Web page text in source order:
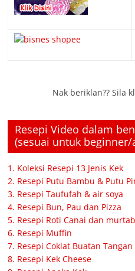
Nak beriklan?? Sila
Resepi Video dalam
(sesuai untuk beginner/
1. Koleksi Resepi 13 Jenis Kek
2. Resepi Putu Bambu & Putu
3. Resepi Taufufah & air soya
4. Resepi Bun, Pau dan Pizza
5. Resepi Roti Canai dan
6. Resepi Muffin
7. Resepi Coklat Buatan Tangan
8. Resepi Kek Cheese